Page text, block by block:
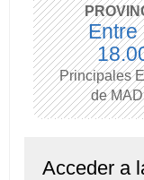
Entre
Principales
de
Acceder a